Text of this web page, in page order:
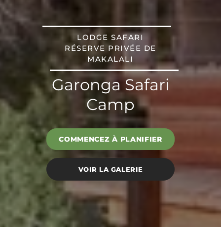
LODGE SAFARI
RÉSERVE PRIVÉE DE
MAKALALI
Garonga Safari
Camp
COMMENCEZ À PLANIFIER
VOIR LA GALERIE